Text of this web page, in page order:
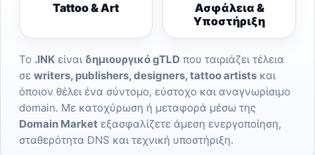
Tattoo & Art
Ασφάλεια &
Υποστήριξη
Το .INK είναι δημιουργικό gTLD που ταιριάζει τέλεια
σε writers, publishers, designers, tattoo artists και
όποιον θέλει ένα σύντομο, εύστοχο και αναγνωρίσιμο
domain. Με κατοχύρωση ή μεταφορά μέσω της
Domain Market εξασφαλίζετε άμεση ενεργοποίηση,
σταθερότητα DNS και τεχνική υποστήριξη.